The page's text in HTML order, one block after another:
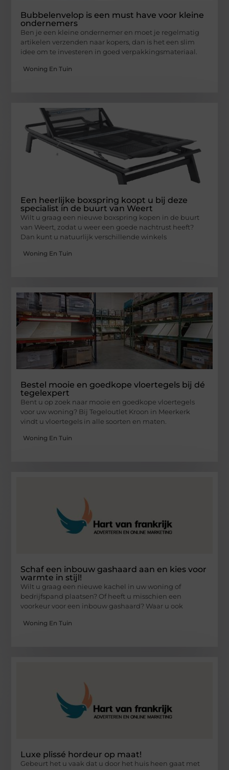
Bubbelenvelop is een must have voor kleine
ondernemers
Ben je een kleine ondernemer en moet je regelmatig
artikelen verzenden naar kopers, dan is het een slim
idee om te investeren in goed verpakkingsmateriaal.
Woning En Tuin
Een heerlijke boxspring koopt u bij deze
specialist in de buurt van Weert
Wilt u graag een nieuwe boxspring kopen in de buurt
van Weert, zodat u weer een goede nachtrust heeft?
Dan kunt u natuurlijk verschillende winkels
Woning En Tuin
Bestel mooie en goedkope vloertegels bij dé
tegelexpert
Bent u op zoek naar mooie en goedkope vloertegels
voor uw woning? Bij Tegeloutlet Kroon in Meerkerk
vindt u vloertegels in alle soorten en maten.
Woning En Tuin
Schaf een inbouw gashaard aan en kies voor
warmte in stijl!
Wilt u graag een nieuwe kachel in uw woning of
bedrijfspand plaatsen? Of heeft u misschien een
voorkeur voor een inbouw gashaard? Waar u ook
Woning En Tuin
Luxe plissé hordeur op maat!
Gebeurt het u vaak dat u door het huis heen gaat met